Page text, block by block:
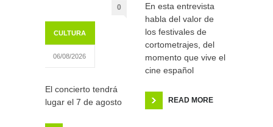
0
CULTURA
06/08/2026
El concierto tendrá
lugar el 7 de agosto
En esta entrevista
habla del valor de
los festivales de
cortometrajes, del
momento que vive el
cine español
READ MORE